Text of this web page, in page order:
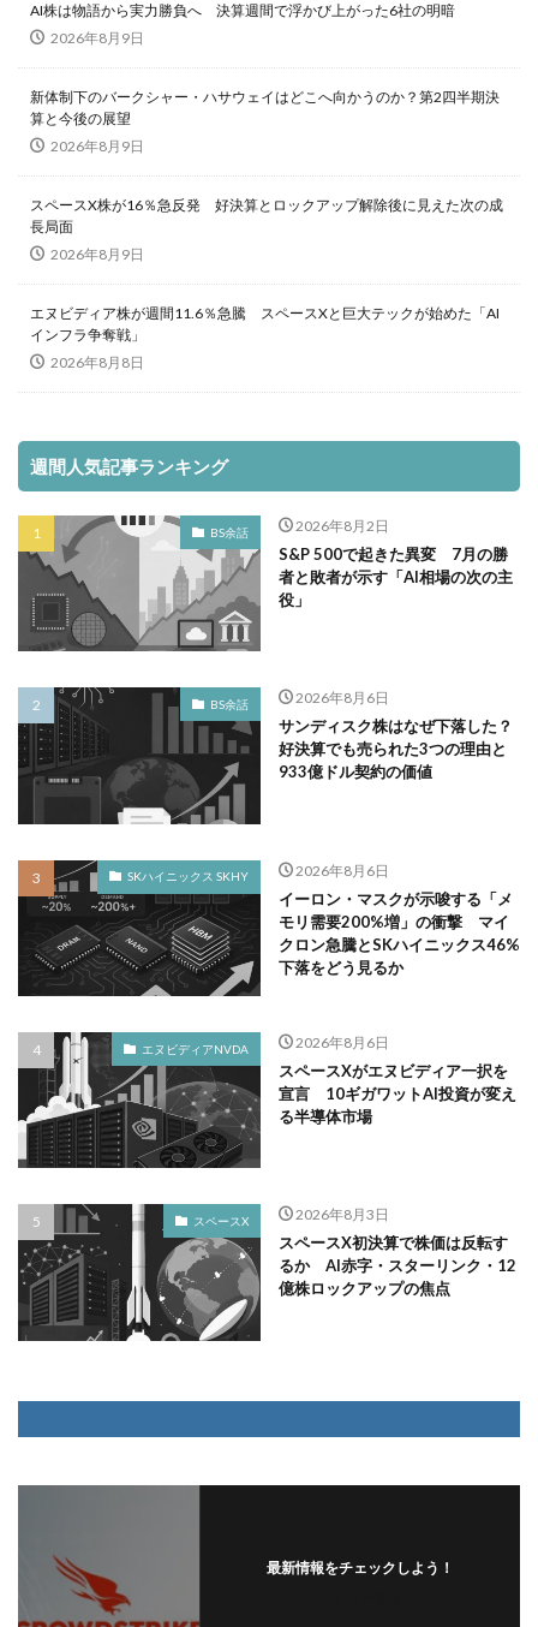
AI株は物語から実力勝負へ 決算週間で浮かび上がった6社の明暗
2026年8月9日
新体制下のバークシャー・ハサウェイはどこへ向かうのか？第2四半期決
算と今後の展望
2026年8月9日
スペースX株が16％急反発 好決算とロックアップ解除後に見えた次の成
長局面
2026年8月9日
エヌビディア株が週間11.6％急騰 スペースXと巨大テックが始めた「AI
インフラ争奪戦」
2026年8月8日
週間人気記事ランキング
BS余話 2026年8月2日
S&P 500で起きた異変 7月の勝
者と敗者が示す「AI相場の次の主
役」
BS余話 2026年8月6日
サンディスク株はなぜ下落した？
好決算でも売られた3つの理由と
933億ドル契約の価値
SKハイニックス SKHY 2026年8月6日
イーロン・マスクが示唆する「メ
モリ需要200%増」の衝撃 マイ
クロン急騰とSKハイニックス46%
下落をどう見るか
エヌビディアNVDA 2026年8月6日
スペースXがエヌビディア一択を
宣言 10ギガワットAI投資が変え
る半導体市場
スペースX 2026年8月3日
スペースX初決算で株価は反転す
るか AI赤字・スターリンク・12
億株ロックアップの焦点
最新情報をチェックしよう！